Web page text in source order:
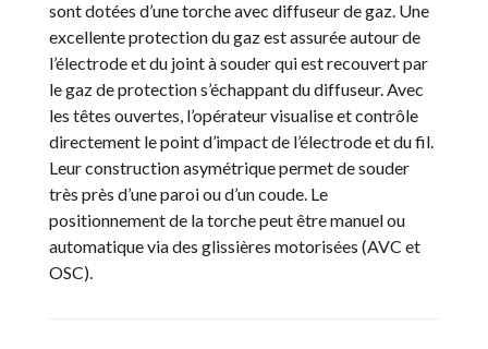
sont dotées d’une torche avec diffuseur de gaz. Une
excellente protection du gaz est assurée autour de
l’électrode et du joint à souder qui est recouvert par
le gaz de protection s’échappant du diffuseur. Avec
les têtes ouvertes, l’opérateur visualise et contrôle
directement le point d’impact de l’électrode et du fil.
Leur construction asymétrique permet de souder
très près d’une paroi ou d’un coude. Le
positionnement de la torche peut être manuel ou
automatique via des glissières motorisées (AVC et
OSC).